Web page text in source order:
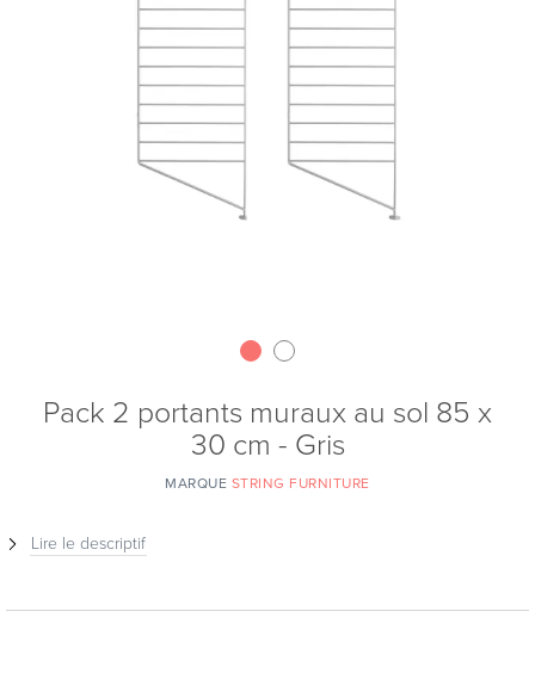
Pack 2 portants muraux au sol 85 x
30 cm - Gris
MARQUE STRING FURNITURE
Lire le descriptif